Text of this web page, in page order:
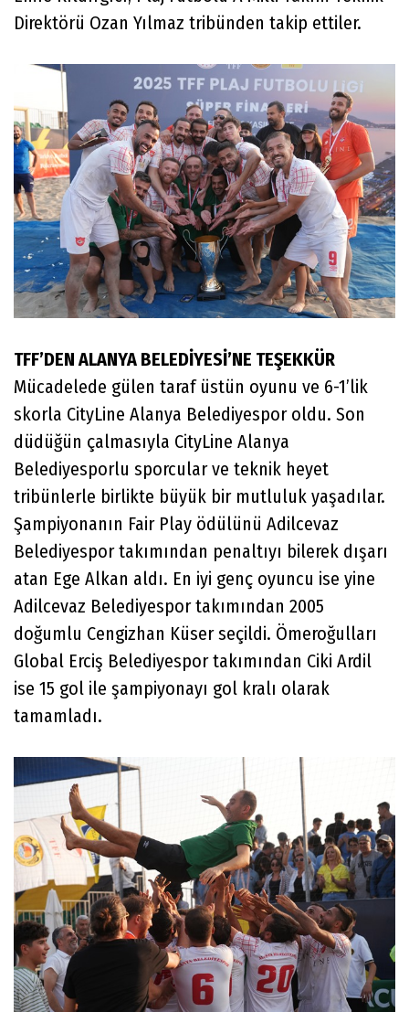
Direktörü Ozan Yılmaz tribünden takip ettiler.
TFF’DEN ALANYA BELEDİYESİ’NE TEŞEKKÜR
Mücadelede gülen taraf üstün oyunu ve 6-1’lik
skorla CityLine Alanya Belediyespor oldu. Son
düdüğün çalmasıyla CityLine Alanya
Belediyesporlu sporcular ve teknik heyet
tribünlerle birlikte büyük bir mutluluk yaşadılar.
Şampiyonanın Fair Play ödülünü Adilcevaz
Belediyespor takımından penaltıyı bilerek dışarı
atan Ege Alkan aldı. En iyi genç oyuncu ise yine
Adilcevaz Belediyespor takımından 2005
doğumlu Cengizhan Küser seçildi. Ömeroğulları
Global Erciş Belediyespor takımından Ciki Ardil
ise 15 gol ile şampiyonayı gol kralı olarak
tamamladı.